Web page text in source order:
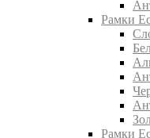
Рамки
Рамки